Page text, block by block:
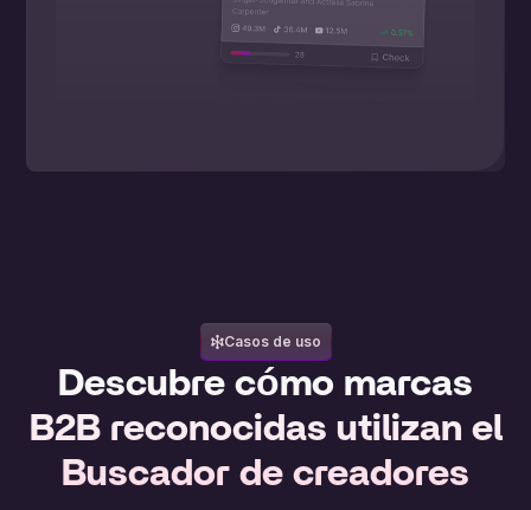
Casos de uso
Descubre cómo marcas
B2B reconocidas utilizan el
Buscador de creadores